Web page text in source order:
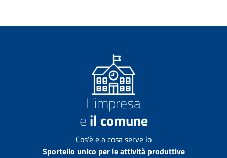
L'impresa
eil comune
Cos'è e a cosa serve lo
Sportello unico per le attività produttive